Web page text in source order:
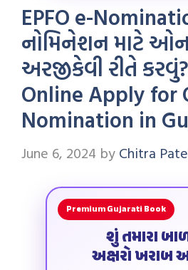
EPFO e-
નોમિનેશન માટે
અરજીકેવી રીતે
Online Apply for
Nomination in
June 6, 2024 by Chitra
Premium Gujarati Book
શું તમારા
અક્ષરો ખરાબ